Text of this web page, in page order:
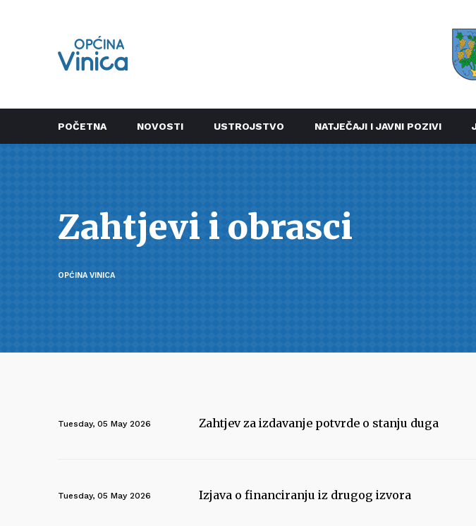
POČETNA NOVOSTI USTROJSTVO NATJEČAJI I JAVNI POZIVI
Zahtjevi i obrasci
OPĆINA VINICA
Tuesday, 05 May 2026 Zahtjev za izdavanje potvrde o stanju duga
Tuesday, 05 May 2026 Izjava o financiranju iz drugog izvora